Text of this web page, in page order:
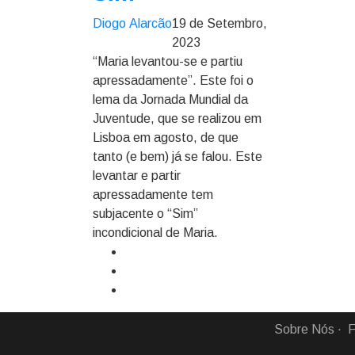
Diogo Alarcão19 de Setembro,
2023
“Maria levantou-se e partiu
apressadamente”. Este foi o
lema da Jornada Mundial da
Juventude, que se realizou em
Lisboa em agosto, de que
tanto (e bem) já se falou. Este
levantar e partir
apressadamente tem
subjacente o “Sim”
incondicional de Maria.
Sobre Nós